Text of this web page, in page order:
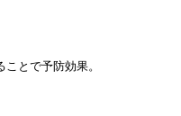
とで予防効果。